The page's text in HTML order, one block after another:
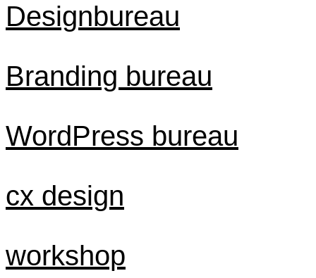
Designbureau
Branding bureau
WordPress bureau
cx design
workshop